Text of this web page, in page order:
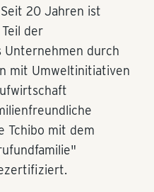
20 Jahren ist
der
Unternehmen durch
mit Umweltinitiativen
Tchibo mit dem